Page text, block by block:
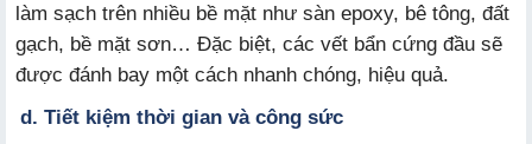
làm sạch trên nhiều bề mặt như sàn epoxy, bê tông, đất
gạch, bề mặt sơn… Đặc biệt, các vết bẩn cứng đầu sẽ
được đánh bay một cách nhanh chóng, hiệu quả.
d. Tiết kiệm thời gian và công sức